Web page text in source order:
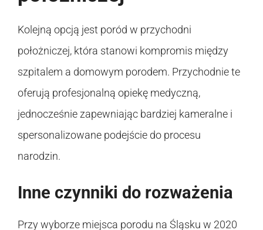
Kolejną opcją jest poród w przychodni
położniczej, która stanowi kompromis między
szpitalem a domowym porodem. Przychodnie te
oferują profesjonalną opiekę medyczną,
jednocześnie zapewniając bardziej kameralne i
spersonalizowane podejście do procesu
narodzin.
Inne czynniki do rozważenia
Przy wyborze miejsca porodu na Śląsku w 2020